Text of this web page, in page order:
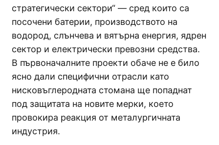
стратегически сектори“ — сред които са
посочени батерии, производството на
водород, слънчева и вятърна енергия, ядрен
сектор и електрически превозни средства.
В първоначалните проекти обаче не е било
ясно дали специфични отрасли като
нисковъглеродната стомана ще попаднат
под защитата на новите мерки, което
провокира реакция от металургичната
индустрия.